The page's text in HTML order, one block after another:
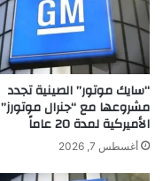
“سايك موتور” الصينية تجدد
مشروعها مع “جنرال موتورز”
الأميركية لمدة 20 عاماً
أغسطس 7, 2026